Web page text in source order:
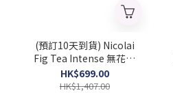
(預訂10天到貨) Nicolai
Fig Tea Intense 無花果
茶精粹 中性濃香水
100ml (簡裝) (2026 新
HK$699.00
HK$1,407.00